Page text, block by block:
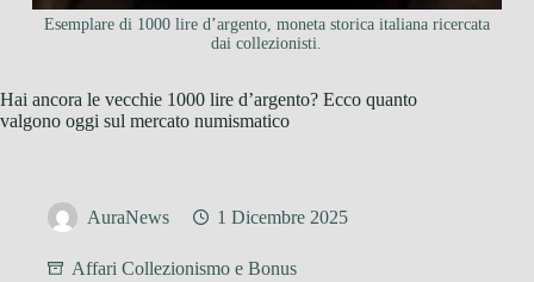
Esemplare di 1000 lire d’argento, moneta storica italiana ricercata
dai collezionisti.
Hai ancora le vecchie 1000 lire d’argento? Ecco quanto
valgono oggi sul mercato numismatico
AuraNews 1 Dicembre 2025
Affari Collezionismo e Bonus